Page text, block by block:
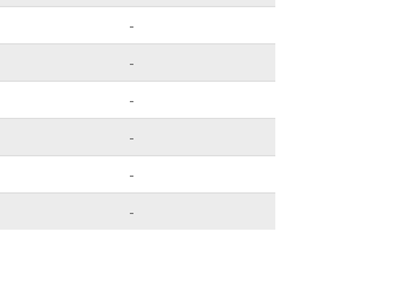
-
-
-
-
-
-